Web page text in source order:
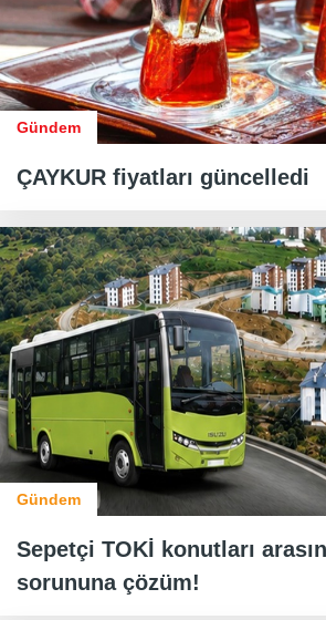
Gündem
ÇAYKUR fiyatları güncelledi
Gündem
Sepetçi TOKİ konutları
sorununa çözüm!